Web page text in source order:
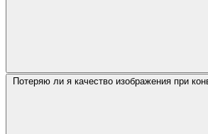
Потеряю ли я качество изображения при